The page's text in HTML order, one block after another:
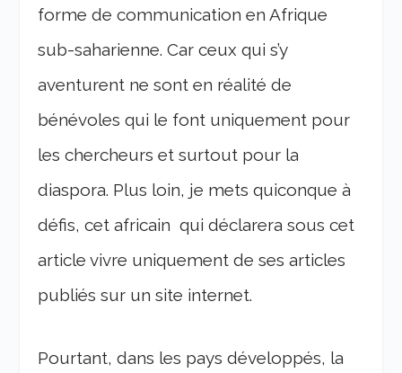
forme de communication en Afrique
sub-saharienne. Car ceux qui s’y
aventurent ne sont en réalité de
bénévoles qui le font uniquement pour
les chercheurs et surtout pour la
diaspora. Plus loin, je mets quiconque à
défis, cet africain qui déclarera sous cet
article vivre uniquement de ses articles
publiés sur un site internet.
Pourtant, dans les pays développés, la